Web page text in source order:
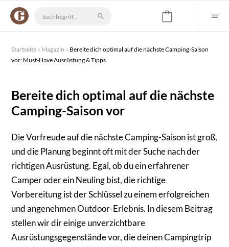
Startseite Magazin
Bereite dich optimal auf die nächste Camping-Saison
vor: Must-Have Ausrüstung & Tipps
Bereite dich optimal auf die nächste
Camping-Saison vor
Die Vorfreude auf die nächste Camping-Saison ist groß,
und die Planung beginnt oft mit der Suche nach der
richtigen Ausrüstung. Egal, ob du ein erfahrener
Camper oder ein Neuling bist, die richtige
Vorbereitung ist der Schlüssel zu einem erfolgreichen
und angenehmen Outdoor-Erlebnis. In diesem Beitrag
stellen wir dir einige unverzichtbare
Ausrüstungsgegenstände vor, die deinen Campingtrip